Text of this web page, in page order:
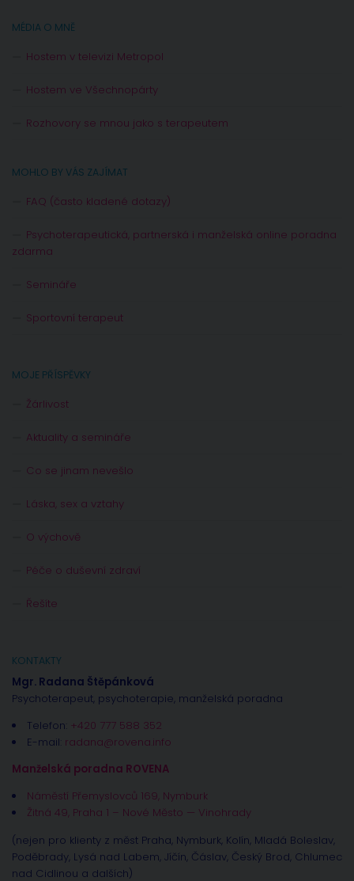
MÉDIA O MNĚ
Hostem v televizi Metropol
Hostem ve Všechnopárty
Rozhovory se mnou jako s terapeutem
MOHLO BY VÁS ZAJÍMAT
FAQ (často kladené dotazy)
Psychoterapeutická, partnerská i manželská online poradna
zdarma
Semináře
Sportovní terapeut
MOJE PŘÍSPĚVKY
Žárlivost
Aktuality a semináře
Co se jinam nevešlo
Láska, sex a vztahy
O výchově
Péče o duševní zdraví
Řešíte
KONTAKTY
Mgr. Radana Štěpánková
Psychoterapeut, psychoterapie, manželská poradna
Telefon: +420 777 588 352
E-mail: radana@rovena.info
Manželská poradna ROVENA
Náměstí Přemyslovců 169, Nymburk
Žitná 49, Praha 1 – Nové Město — Vinohrady
(nejen pro klienty z měst Praha, Nymburk, Kolín, Mladá Boleslav,
Poděbrady, Lysá nad Labem, Jíčín, Čáslav, Český Brod, Chlumec
nad Cidlinou a dalších)